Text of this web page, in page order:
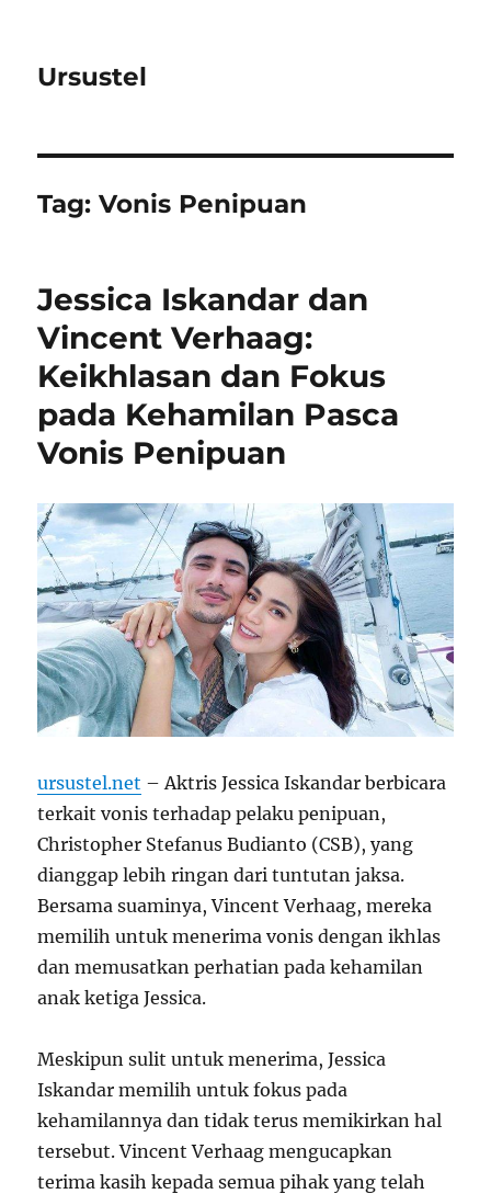
Ursustel
Tag:Vonis Penipuan
Jessica Iskandar dan
Vincent Verhaag:
Keikhlasan dan Fokus
pada Kehamilan Pasca
Vonis Penipuan
ursustel.net – Aktris Jessica Iskandar berbicara
terkait vonis terhadap pelaku penipuan,
Christopher Stefanus Budianto (CSB), yang
dianggap lebih ringan dari tuntutan jaksa.
Bersama suaminya, Vincent Verhaag, mereka
memilih untuk menerima vonis dengan ikhlas
dan memusatkan perhatian pada kehamilan
anak ketiga Jessica.
Meskipun sulit untuk menerima, Jessica
Iskandar memilih untuk fokus pada
kehamilannya dan tidak terus memikirkan hal
tersebut. Vincent Verhaag mengucapkan
terima kasih kepada semua pihak yang telah